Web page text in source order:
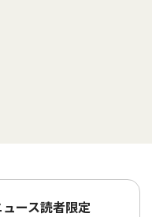
ース読者限定